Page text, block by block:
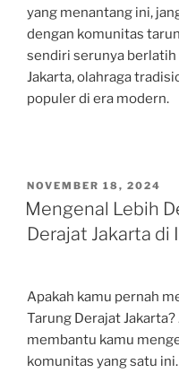
yang menantang ini,
dengan komunitas
sendiri serunya
Jakarta, olahraga
populer di era modern.
POSTED
ON
NOVEMBER 18, 2024
Mengenal Lebih
Derajat Jakarta di
Apakah kamu pernah
Tarung Derajat
membantu kamu
komunitas yang satu